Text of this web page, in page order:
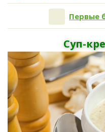
Первые
Суп-